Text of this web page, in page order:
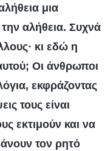
μια
αλήθεια. Συχνά
κι εδώ η
Οι άνθρωποι
εκφράζοντας
τους είναι
εκτιμούν και να
τον ρητό